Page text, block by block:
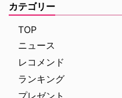
カテゴリー
TOP
ニュース
レコメンド
ランキング
プレゼント